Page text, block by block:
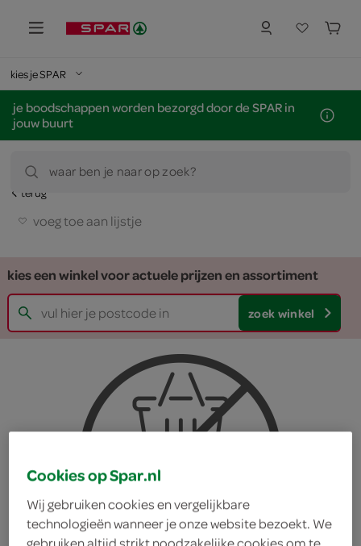
kies je SPAR
je boodschappen worden bezorgd door de SPAR in
jouw buurt
waar ben je naar op zoek?
terug
voeg toe aan lijstje
kies een winkel voor actuele prijzen en assortiment
zoek winkel
Cookies op Spar.nl
Wij gebruiken cookies en vergelijkbare
technologieën wanneer je onze website bezoekt. We